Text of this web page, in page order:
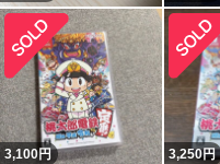
3,100円 3,250円